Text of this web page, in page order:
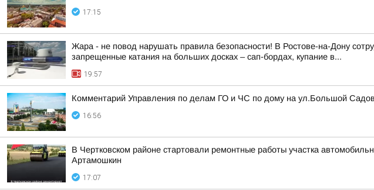
17:15
Жара - не повод нарушать правила безопасности! В Ростове-на-Дону
запрещенные катания на больших досках – сап-бордах, купание в...
19:57
Комментарий Управления по делам ГО и ЧС по дому на ул.Большой
16:56
В Чертковском районе стартовали ремонтные работы участка
Артамошкин
17:07